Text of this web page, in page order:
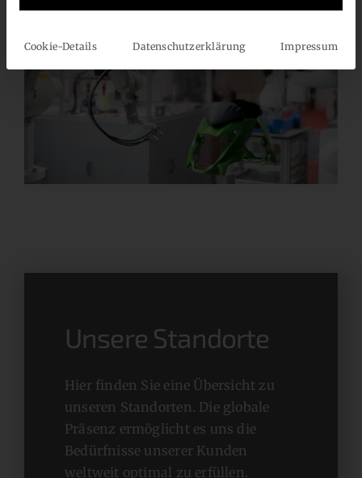
Unsere Standorte
Hier finden Sie eine Übersicht zu
unseren Standorten. Die globale
Präsenz ermöglicht es uns die
Bedürfnisse unserer Kunden
weltweit optimal zu erfüllen.
Cookie-Details Datenschutzerklärung Impressum